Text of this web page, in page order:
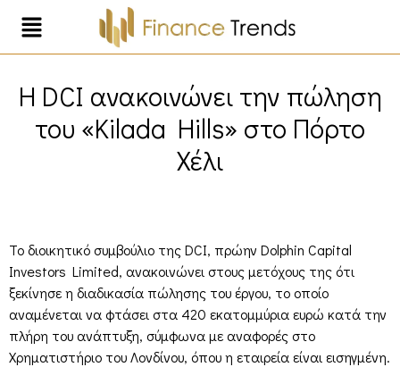
Η DCI ανακοινώνει την πώληση
του «Kilada Hills» στο Πόρτο
Χέλι
Το διοικητικό συμβούλιο της DCI, πρώην Dolphin Capital
Investors Limited, ανακοινώνει στους μετόχους της ότι
ξεκίνησε η διαδικασία πώλησης του έργου, το οποίο
αναμένεται να φτάσει στα 420 εκατομμύρια ευρώ κατά την
πλήρη του ανάπτυξη, σύμφωνα με αναφορές στο
Χρηματιστήριο του Λονδίνου, όπου η εταιρεία είναι εισηγμένη.